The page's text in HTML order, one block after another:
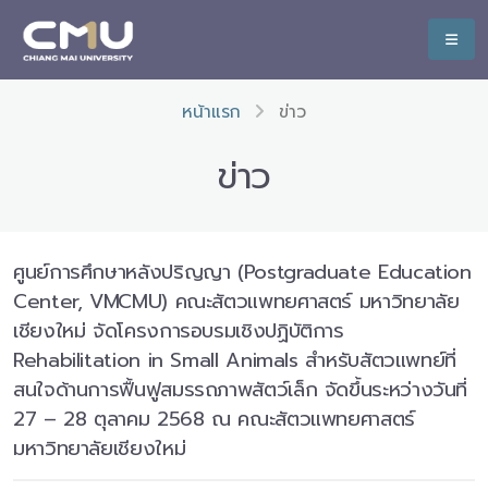
หน้าแรก ข่าว
ข่าว
ศูนย์การศึกษาหลังปริญญา (Postgraduate Education
Center, VMCMU) คณะสัตวแพทยศาสตร์ มหาวิทยาลัย
เชียงใหม่ จัดโครงการอบรมเชิงปฏิบัติการ
Rehabilitation in Small Animals สำหรับสัตวแพทย์ที่
สนใจด้านการฟื้นฟูสมรรถภาพสัตว์เล็ก จัดขึ้นระหว่างวันที่
27 – 28 ตุลาคม 2568 ณ คณะสัตวแพทยศาสตร์
มหาวิทยาลัยเชียงใหม่